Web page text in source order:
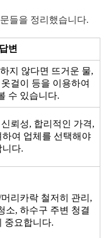
들을 정리했습니다.
답변
지 않다면 뜨거운 물,
걸이 등을 이용하여
수 있습니다.
뢰성, 합리적인 가격,
여 업체를 선택해야
니다.
리카락 철저히 관리,
소, 하수구 주변 청결
중요합니다.